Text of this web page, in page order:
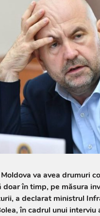
va avea drumuri
doar în timp, pe măsura
a declarat ministrul
în cadrul unui interviu